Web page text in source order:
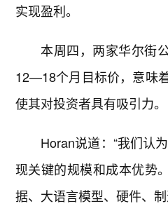
实现盈利。
本周四，两家华尔街
12—18个月目标价，意味
使其对投资者具有吸引力。
Horan说道：“我们认
现关键的规模和成本优势
据、大语言模型、硬件、